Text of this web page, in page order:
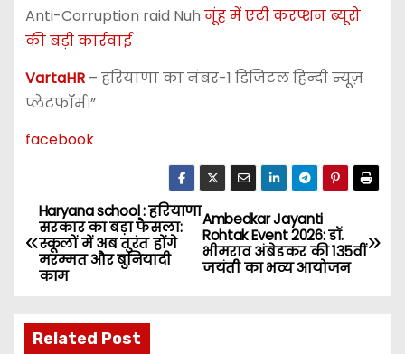
Anti-Corruption raid Nuh नूंह में एंटी करप्शन ब्यूरो
की बड़ी कार्रवाई
VartaHR – हरियाणा का नंबर-1 डिजिटल हिन्दी न्यूज़
प्लेटफॉर्म।”
facebook
P
o
t
Ambedkar Jayanti
Rohtak Event 2026: डॉ.
भीमराव अंबेडकर की 135वीं
जयंती का भव्य आयोजन
Haryana school : हरियाणा
सरकार का बड़ा फैसला:
स्कूलों में अब तुरंत होंगे
मरम्मत और बुनियादी
काम
Related Post